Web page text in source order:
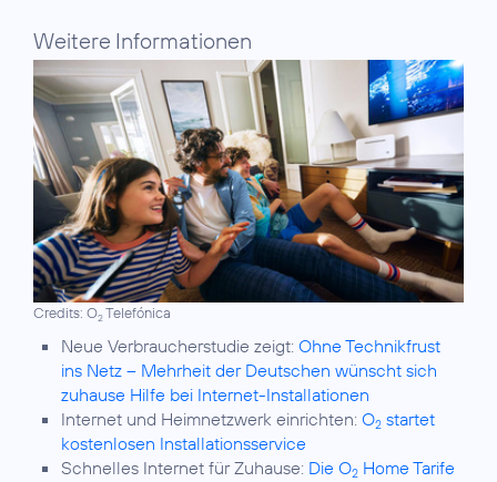
Weitere Informationen
Credits: O2Telefónica
Neue Verbraucherstudie zeigt: Ohne Technikfrust
ins Netz – Mehrheit der Deutschen wünscht sich
zuhause Hilfe bei Internet-Installationen
Internet und Heimnetzwerk einrichten: O2 startet
kostenlosen Installationsservice
Schnelles Internet für Zuhause: Die O2 Home Tarife